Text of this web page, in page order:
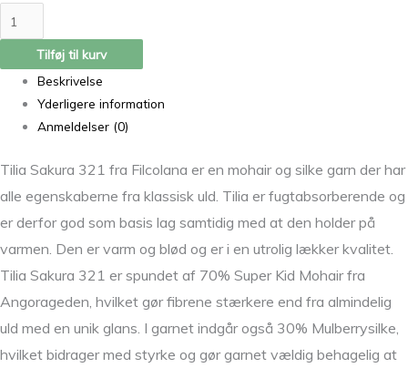
Tilføj til kurv
Beskrivelse
Yderligere information
Anmeldelser (0)
Tilia Sakura 321 fra Filcolana er en mohair og silke garn der har
alle egenskaberne fra klassisk uld. Tilia er fugtabsorberende og
er derfor god som basis lag samtidig med at den holder på
varmen. Den er varm og blød og er i en utrolig lækker kvalitet.
Tilia Sakura 321 er spundet af 70% Super Kid Mohair fra
Angorageden, hvilket gør fibrene stærkere end fra almindelig
uld med en unik glans. I garnet indgår også 30% Mulberrysilke,
hvilket bidrager med styrke og gør garnet vældig behagelig at